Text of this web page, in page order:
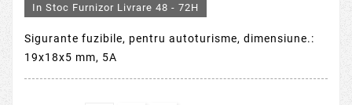
In Stoc Furnizor Livrare 48 - 72H
Sigurante fuzibile, pentru autoturisme, dimensiune.:
19x18x5 mm, 5A